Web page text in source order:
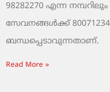
98282270 എന്ന
സേവനങ്ങൾക്ക്
ബന്ധപ്പെടാവുന്നതാണ്.
Read More »